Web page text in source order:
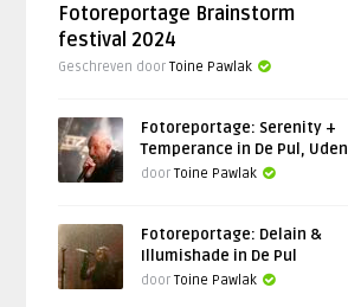
Fotoreportage Brainstorm
festival 2024
Geschreven doorToine Pawlak
Fotoreportage: Serenity +
Temperance in De Pul, Uden
doorToine Pawlak
Fotoreportage: Delain &
Illumishade in De Pul
doorToine Pawlak